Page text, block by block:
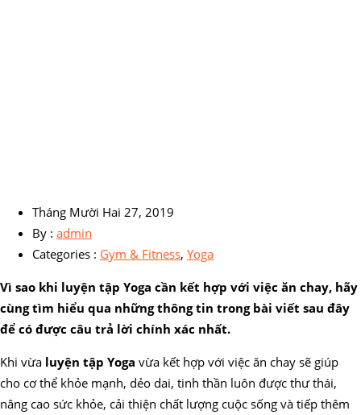
Tháng Mười Hai 27, 2019
By : admin
Categories : Gym & Fitness, Yoga
Vì sao khi luyện tập Yoga cần kết hợp với việc ăn chay, hãy
cùng tìm hiểu qua những thông tin trong bài viết sau đây
để có được câu trả lời chính xác nhất.
Khi vừa luyện tập Yoga vừa kết hợp với việc ăn chay sẽ giúp
cho cơ thể khỏe mạnh, dẻo dai, tinh thần luôn được thư thái,
nâng cao sức khỏe, cải thiện chất lượng cuộc sống và tiếp thêm